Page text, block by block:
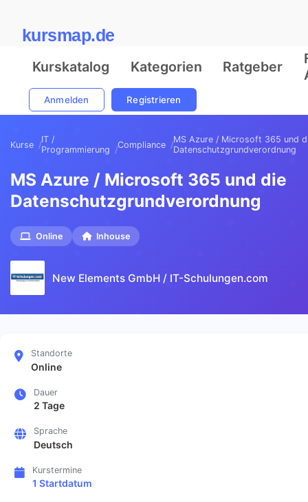
kursmap.de
Kurskatalog Kategorien Ratgeber
Anmelden Registrieren
Kurse
IT /
Programmierung
Compliance
MS Azure / Microsoft 365 und
Datenschutzgrundverordnung
MS Azure / Microsoft 365 und die
Datenschutzgrundverordnung
Online Inhouse
New Elements GmbH / IT-Schulungen.com
Standorte
Online
Dauer
2 Tage
Sprache
Deutsch
Kurstermine
1 Startdatum